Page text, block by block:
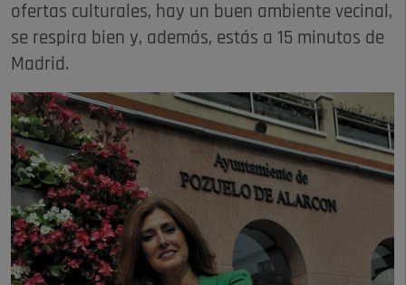
ofertas culturales, hay un buen ambiente vecinal,
se respira bien y, además, estás a 15 minutos de
Madrid.